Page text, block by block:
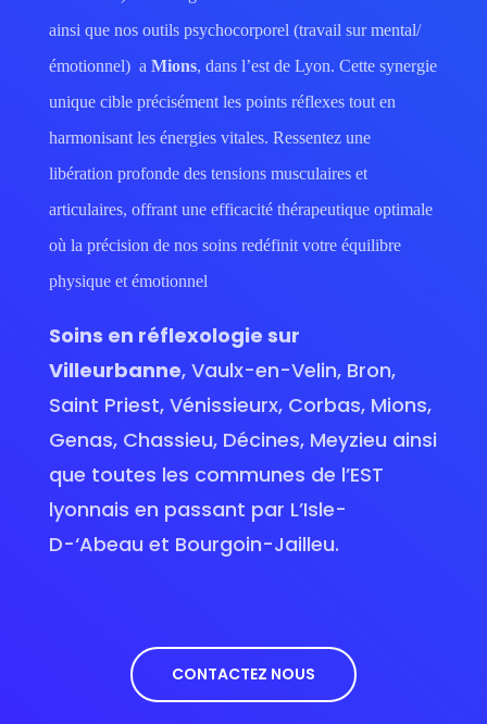
ainsi que nos outils psychocorporel (travail sur mental/
émotionnel) a Mions, dans l’est de Lyon. Cette synergie
unique cible précisément les points réflexes tout en
harmonisant les énergies vitales. Ressentez une
libération profonde des tensions musculaires et
articulaires, offrant une efficacité thérapeutique optimale
où la précision de nos soins redéfinit votre équilibre
physique et émotionnel
Soins en réflexologie sur
Villeurbanne, Vaulx-en-Velin, Bron,
Saint Priest, Vénissieurx, Corbas, Mions,
Genas, Chassieu, Décines, Meyzieu ainsi
que toutes les communes de l’EST
lyonnais en passant par L’Isle-
D-‘Abeau et Bourgoin-Jailleu.
CONTACTEZ NOUS